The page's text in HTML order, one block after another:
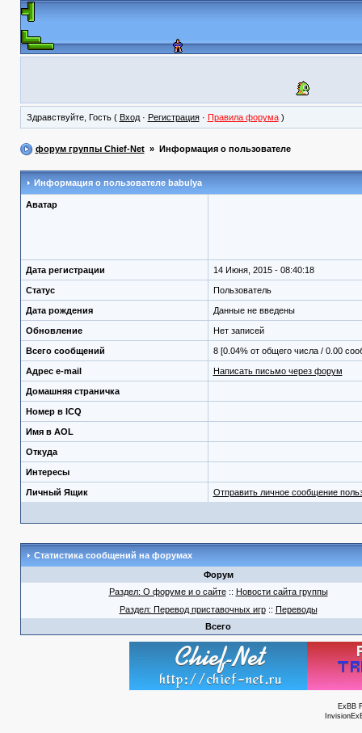
Здравствуйте, Гость ( Вход· Регистрация· Правила форума)
форум группы Chief-Net» Информация о пользователе
Информация о пользователе babulya
Аватар
Дата регистрации 14 Июня, 2015 - 08:40:18
Статус Пользователь
Дата рождения Данные не введены
Обновление Нет записей
Всего сообщений 8 [0.04% от общего числа / 0.00
Адрес e-mail Написать письмо через форум
Домашняя страничка
Номер в ICQ
Имя в AOL
Откуда
Интересы
Личный Ящик Отправить личное сообщение
Статистика сообщений на форумах
Форум
Раздел: О форуме и о сайте:: Новости сайта группы
Раздел: Перевод приставочных игр:: Переводы
Всего
ExBB